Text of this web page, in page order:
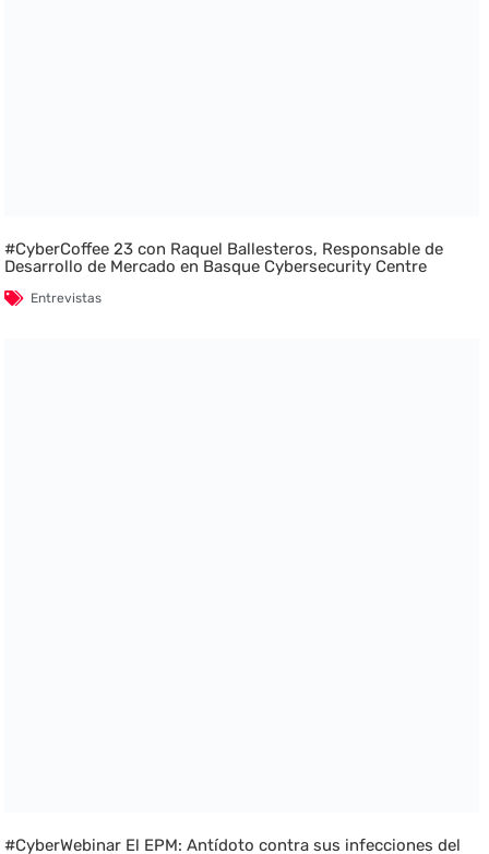
#CyberCoffee 23 con Raquel Ballesteros, Responsable de
Desarrollo de Mercado en Basque Cybersecurity Centre
Entrevistas
#CyberWebinar El EPM: Antídoto contra sus infecciones del